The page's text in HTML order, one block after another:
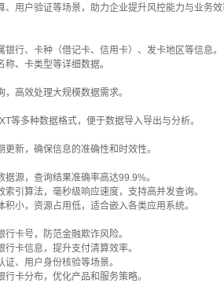
、用户验证等场景，助力企业提升风控能力与业务
银行、卡种（借记卡、信用卡）、发卡地区等信息。
、卡类型等详细数据。
高效处理大规模数据需求。
等多种数据格式，便于数据导入导出与分析。
新，确保信息的准确性和时效性。
据源，查询结果准确率高达99.9%。
索引算法，毫秒级响应速度，支持高并发查询。
积小，资源占用低，适合嵌入各类应用系统。
行卡号，防范金融欺诈风险。
行卡信息，提升支付清算效率。
证、用户身份核验等场景。
行卡分布，优化产品和服务策略。